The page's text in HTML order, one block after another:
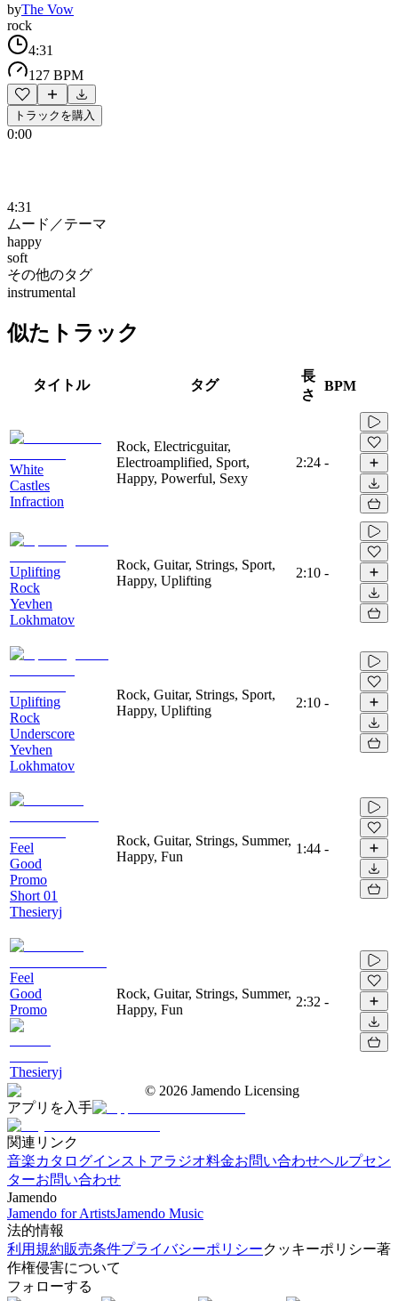
byThe Vow
rock
4:31
127 BPM
トラックを購入
0:00
4:31
ムード／テーマ
happy
soft
その他のタグ
instrumental
似たトラック
タイトル タグ
長
さ
BPM
White
Castles
Infraction
Rock, Electricguitar,
Electroamplified, Sport,
Happy, Powerful, Sexy
2:24 -
Uplifting
Rock
Yevhen
Lokhmatov
Rock, Guitar, Strings, Sport,
Happy, Uplifting
2:10 -
Uplifting
Rock
Underscore
Yevhen
Lokhmatov
Rock, Guitar, Strings, Sport,
Happy, Uplifting
2:10 -
Feel
Good
Promo
Short 01
Thesieryj
Rock, Guitar, Strings, Summer,
Happy, Fun
1:44 -
Feel
Good
Promo
Thesieryj
Rock, Guitar, Strings, Summer,
Happy, Fun
2:32 -
© 2026 Jamendo Licensing
アプリを入手
関連リンク
音楽カタログインストアラジオ料金お問い合わせヘルプセン
ターお問い合わせ
Jamendo
Jamendo for ArtistsJamendo Music
法的情報
利用規約販売条件プライバシーポリシークッキーポリシー著
作権侵害について
フォローする